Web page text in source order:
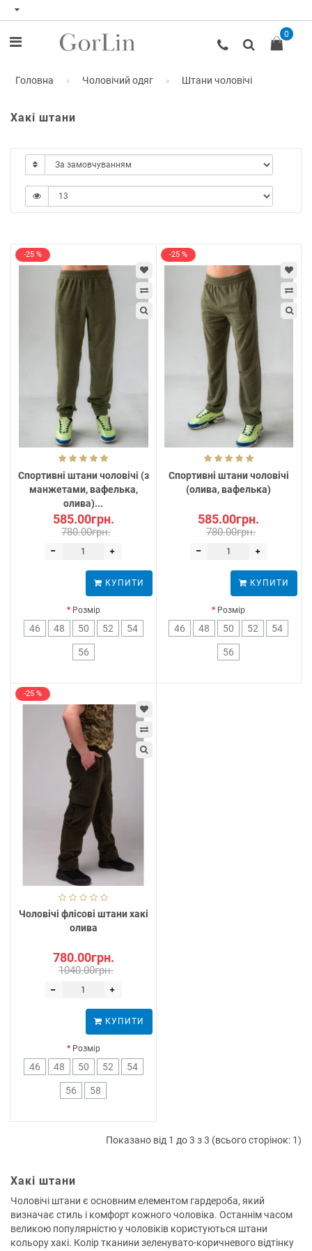
0
Головна Чоловічий одяг Штани чоловічі
Хакі штани
-25 %
Спортивні штани чоловічі (з
манжетами, вафелька,
олива)...
585.00грн.
780.00грн.
КУПИТИ
Розмір
46 48 50 52 54
56
-25 %
Спортивні штани чоловічі​
(олива, вафелька)
585.00грн.
780.00грн.
КУПИТИ
Розмір
46 48 50 52 54
56
-25 %
Чоловічі флісові штани хакі
олива
780.00грн.
1040.00грн.
КУПИТИ
Розмір
46 48 50 52 54
56 58
Показано від 1 до 3 з 3 (всього сторінок: 1)
Хакі штани
Чоловічі штани є основним елементом гардероба, який
визначає стиль і комфорт кожного чоловіка. Останнім часом
великою популярністю у чоловіків користуються штани
кольору хакі. Колір тканини зеленувато-коричневого відтінку